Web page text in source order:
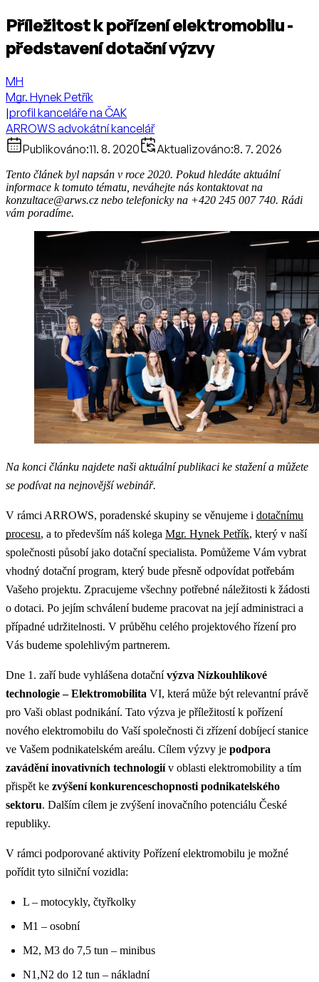
Příležitost k pořízení elektromobilu -
představení dotační výzvy
MH
Mgr. Hynek Petřík
|profil kanceláře na ČAK
ARROWS advokátní kancelář
Publikováno:11. 8. 2020 Aktualizováno:8. 7. 2026
Tento článek byl napsán v roce 2020. Pokud hledáte aktuální
informace k tomuto tématu, neváhejte nás kontaktovat na
konzultace@arws.cz nebo telefonicky na +420 245 007 740. Rádi
vám poradíme.
Na konci článku najdete naši aktuální publikaci ke stažení a můžete
se podívat na nejnovější webinář.
V rámci ARROWS, poradenské skupiny se věnujeme i dotačnímu
procesu, a to především náš kolega Mgr. Hynek Petřík, který v naší
společnosti působí jako dotační specialista. Pomůžeme Vám vybrat
vhodný dotační program, který bude přesně odpovídat potřebám
Vašeho projektu. Zpracujeme všechny potřebné náležitosti k žádosti
o dotaci. Po jejím schválení budeme pracovat na její administraci a
případné udržitelnosti. V průběhu celého projektového řízení pro
Vás budeme spolehlivým partnerem.
Dne 1. zaří bude vyhlášena dotačnívýzva Nízkouhlíkové
technologie – Elektromobilita VI, která může být relevantní právě
pro Vaši oblast podnikání. Tato výzva je příležitostí k pořízení
nového elektromobilu do Vaší společnosti či zřízení dobíjecí stanice
ve Vašem podnikatelském areálu. Cílem výzvy je podpora
zavádění inovativních technologiív oblasti elektromobility a tím
přispět ke zvýšení konkurenceschopnosti podnikatelského
sektoru. Dalším cílem je zvýšení inovačního potenciálu České
republiky.
V rámci podporované aktivity Pořízení elektromobilu je možné
pořídit tyto silniční vozidla:
L – motocykly, čtyřkolky
M1 – osobní
M2, M3 do 7,5 tun – minibus
N1,N2 do 12 tun – nákladní